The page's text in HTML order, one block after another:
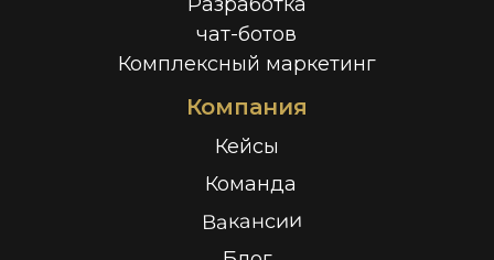
чат-ботов
Комплексный маркетинг
Компания
Кейсы
Команда
Вакансии